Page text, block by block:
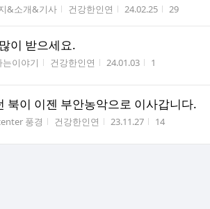
&소개&기사 작성자
건강한인연 작성시간
24.02.25 조회수
29
이 받으세요.
이야기 작성자
건강한인연 작성시간
24.01.03 조회수
1
북이 이젠 부안농악으로 이사갑니다.
풍경 작성자
건강한인연 작성시간
23.11.27 조회수
14